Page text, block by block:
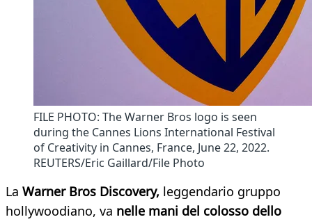
FILE PHOTO: The Warner Bros logo is seen
during the Cannes Lions International Festival
of Creativity in Cannes, France, June 22, 2022.
REUTERS/Eric Gaillard/File Photo
La Warner Bros Discovery, leggendario gruppo
hollywoodiano, va nelle mani del colosso dello